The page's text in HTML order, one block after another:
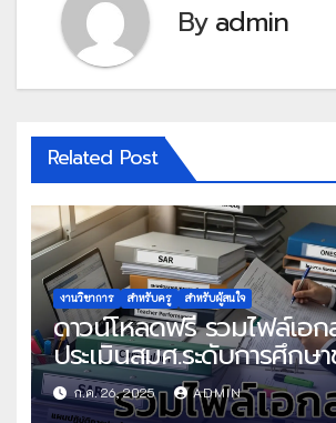
Byadmin
Related Post
งานวิชาการ สำหรับครู สำหรับผู้สนใจ
ดาวน์โหลดฟรี รวมไฟล์เอก
ประเมินสมศ.ระดับการศึกษ
ก.ค. 26, 2025 ADMIN